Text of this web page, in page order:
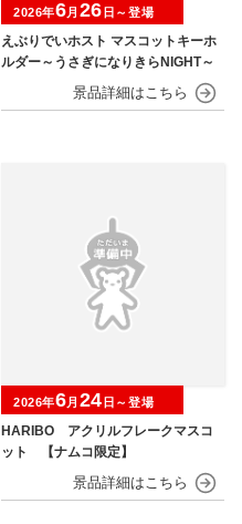
えぶりでいホスト マスコットキーホ
ルダー～うさぎになりきらNIGHT～
2026年6月 26 日～登場
HARIBO アクリルフレークマスコ
ット 【ナムコ限定】
2026年6月 24 日～登場